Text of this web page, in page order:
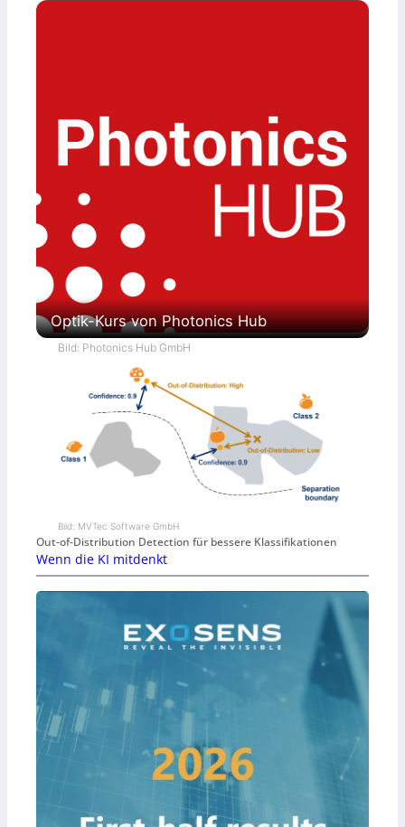
Optik-Kurs von Photonics Hub
Bild: Photonics Hub GmbH
Bild: MVTec Software GmbH
Out-of-Distribution Detection für bessere Klassifikationen
Wenn die KI mitdenkt